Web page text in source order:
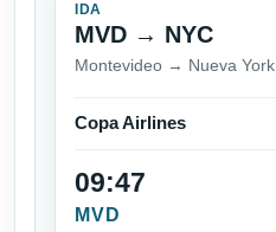
IDA
MVD → NYC
Montevideo → Nueva York
Copa Airlines
09:47
MVD